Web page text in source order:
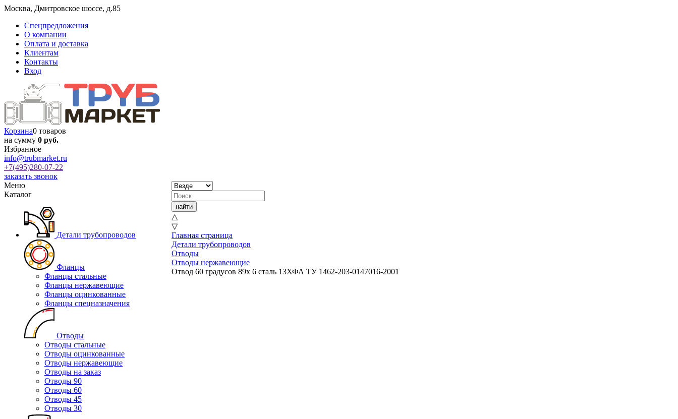
Москва, Дмитровское шоссе, д.85
Спецпредложения
О компании
Оплата и доставка
Клиентам
Контакты
Вход
Корзина0 товаров
на сумму 0 руб.
Избранное
info@trubmarket.ru
+7(495)280-07-22
заказать звонок
Меню
Каталог
Детали трубопроводов
Фланцы
Фланцы стальные
Фланцы нержавеющие
Фланцы оцинкованные
Фланцы спецназначения
Отводы
Отводы стальные
Отводы оцинкованные
Отводы нержавеющие
Отводы на заказ
Отводы 90
Отводы 60
Отводы 45
Отводы 30
△
▽
Главная страница
Детали трубопроводов
Отводы
Отводы нержавеющие
Отвод 60 градусов 89х 6 сталь 13ХФА ТУ 1462-203-0147016-2001